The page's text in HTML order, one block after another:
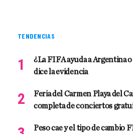
TENDENCIAS
¿La FIFA ayuda a Argentina
dice la evidencia
Feria del Carmen Playa del
completa de conciertos
Peso cae y el tipo de cambio